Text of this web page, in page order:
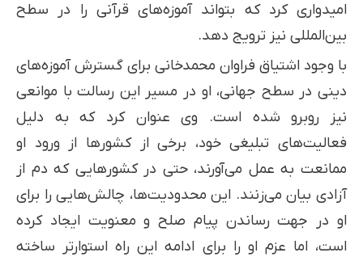
امیدواری کرد که بتواند آموزه‌های قرآنی را در سطح
بین‌المللی نیز ترویج دهد.
با وجود اشتیاق فراوان محمدخانی برای گسترش آموزه‌های
دینی در سطح جهانی، او در مسیر این رسالت با موانعی
نیز روبرو شده است. وی عنوان کرد که به دلیل
فعالیت‌های تبلیغی خود، برخی از کشورها از ورود او
ممانعت به عمل می‌آورند، حتی در کشورهایی که دم از
آزادی بیان می‌زنند. این محدودیت‌ها، چالش‌هایی را برای
او در جهت رساندن پیام صلح و معنویت ایجاد کرده
است، اما عزم او را برای ادامه این راه استوارتر ساخته